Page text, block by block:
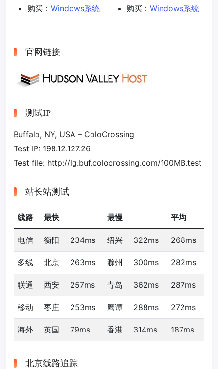
购买： Windows系统
购买： Windows系统
官网链接
测试IP
Buffalo, NY, USA – ColoCrossing
Test IP: 198.12.127.26
Test file: http://lg.buf.colocrossing.com/100MB.test
站长站测试
线路 最快 最慢 平均
电信 衡阳 234ms 绍兴 322ms 268ms
多线 北京 263ms 滁州 300ms 282ms
联通 西安 257ms 青岛 362ms 287ms
移动 枣庄 253ms 鹰谭 288ms 272ms
海外 英国 79ms 香港 314ms 187ms
北京线路追踪